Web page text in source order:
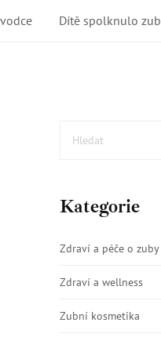
Dítě spolknulo zub
Kategorie
Zdraví a péče o zuby
Zdraví a wellness
Zubní kosmetika